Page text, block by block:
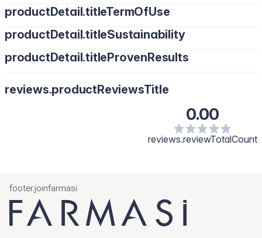
productDetail.titleTermOfUse
productDetail.titleSustainability
productDetail.titleProvenResults
reviews.productReviewsTitle
0.00
reviews.reviewTotalCount
footer.joinfarmasi